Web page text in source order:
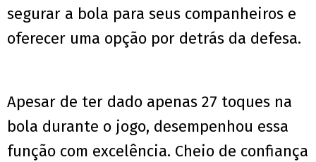
segurar a bola para seus companheiros e
oferecer uma opção por detrás da defesa.
Apesar de ter dado apenas 27 toques na
bola durante o jogo, desempenhou essa
função com excelência. Cheio de confiança